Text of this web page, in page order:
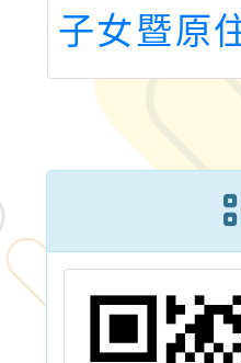
子女暨原
多元文化
教師知